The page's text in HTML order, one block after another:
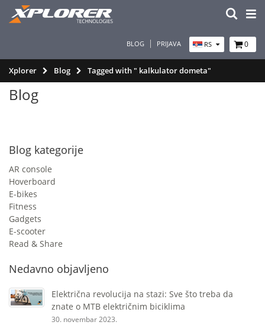
BLOG PRIJAVA RS 0
Xplorer Blog Tagged with " kalkulator dometa"
Blog kategorije
AR console
Hoverboard
E-bikes
Fitness
Gadgets
E-scooter
Read & Share
Nedavno objavljeno
Električna revolucija na stazi: Sve što treba da
znate o MTB električnim biciklima
30. novembar 2023.
Blog